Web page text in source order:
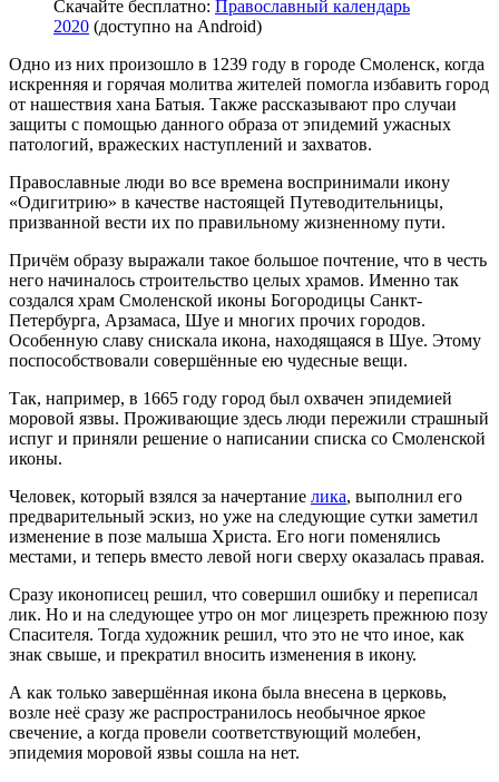
Скачайте бесплатно: Православный календарь
2020 (доступно на Android)
Одно из них произошло в 1239 году в городе Смоленск, когда
искренняя и горячая молитва жителей помогла избавить город
от нашествия хана Батыя. Также рассказывают про случаи
защиты с помощью данного образа от эпидемий ужасных
патологий, вражеских наступлений и захватов.
Православные люди во все времена воспринимали икону
«Одигитрию» в качестве настоящей Путеводительницы,
призванной вести их по правильному жизненному пути.
Причём образу выражали такое большое почтение, что в честь
него начиналось строительство целых храмов. Именно так
создался храм Смоленской иконы Богородицы Санкт-
Петербурга, Арзамаса, Шуе и многих прочих городов.
Особенную славу снискала икона, находящаяся в Шуе. Этому
поспособствовали совершённые ею чудесные вещи.
Так, например, в 1665 году город был охвачен эпидемией
моровой язвы. Проживающие здесь люди пережили страшный
испуг и приняли решение о написании списка со Смоленской
иконы.
Человек, который взялся за начертание лика, выполнил его
предварительный эскиз, но уже на следующие сутки заметил
изменение в позе малыша Христа. Его ноги поменялись
местами, и теперь вместо левой ноги сверху оказалась правая.
Сразу иконописец решил, что совершил ошибку и переписал
лик. Но и на следующее утро он мог лицезреть прежнюю позу
Спасителя. Тогда художник решил, что это не что иное, как
знак свыше, и прекратил вносить изменения в икону.
А как только завершённая икона была внесена в церковь,
возле неё сразу же распространилось необычное яркое
свечение, а когда провели соответствующий молебен,
эпидемия моровой язвы сошла на нет.